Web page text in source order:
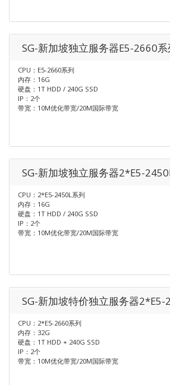
SG-新加坡独立服务器E5-2660系
CPU：E5-2660系列
内存：16G
硬盘：1T HDD / 240G SSD
IP：2个
带宽：10M优化带宽/20M国际带宽
SG-新加坡独立服务器2*E5-
CPU：2*E5-2450L系列
内存：16G
硬盘：1T HDD / 240G SSD
IP：2个
带宽：10M优化带宽/20M国际带宽
SG-新加坡特价独立服务器2*E5-
CPU：2*E5-2660系列
内存：32G
硬盘：1T HDD + 240G SSD
IP：2个
带宽：10M优化带宽/20M国际带宽